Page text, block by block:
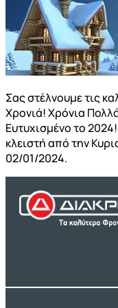
Σας στέλνουμε τις
Χρονιά! Χρόνια
Ευτυχισμένο το
κλειστή από την
02/01/2024.